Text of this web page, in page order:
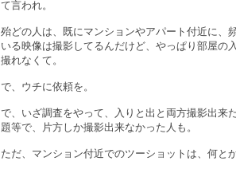
て言われ。
殆どの人は、既にマンションやアパート付近に、
いる映像は撮影してるんだけど、やっぱり部屋の
撮れなくて。
で、ウチに依頼を。
で、いざ調査をやって、入りと出と両方撮影出来
題等で、片方しか撮影出来なかった人も。
ただ、マンション付近でのツーショットは、何とか